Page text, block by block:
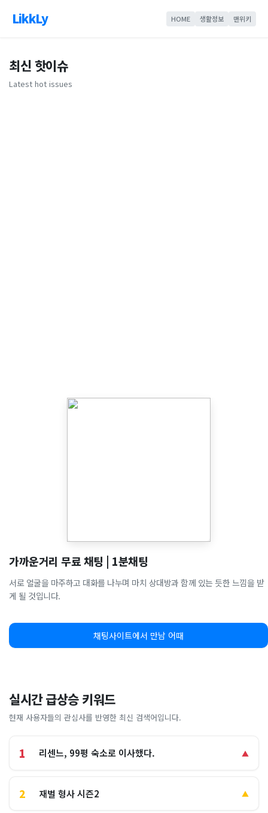
LikkLy HOME 생활정보 맨위키
최신 핫이슈
Latest hot issues
가까운거리 무료 채팅 | 1분채팅
서로 얼굴을 마주하고 대화를 나누며 마치 상대방과 함께 있는 듯한 느낌을 받
게 될 것입니다.
채팅사이트에서 만남 어때
실시간 급상승 키워드
현재 사용자들의 관심사를 반영한 최신 검색어입니다.
1 리센느, 99평 숙소로 이사했다. ▲
2 재벌 형사 시즌2 ▲